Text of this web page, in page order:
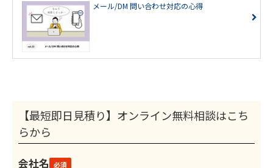
メール/DM 問い合わせ対応の心得
【最短即日見積り】オンライン無料相談はこち
らから
会社名